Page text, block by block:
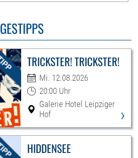
TRICKSTER! TRICKSTER!
Mi. 12.08.2026
20:00 Uhr
Galerie Hotel Leipziger
Hof
›
HIDDENSEE